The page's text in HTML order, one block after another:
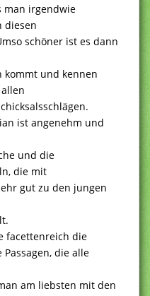
man irgendwie
diesen
schöner ist es dann
kommt und kennen
ist angenehm und
und die
die mit
gut zu den jungen
facettenreich die
die alle
am liebsten mit den